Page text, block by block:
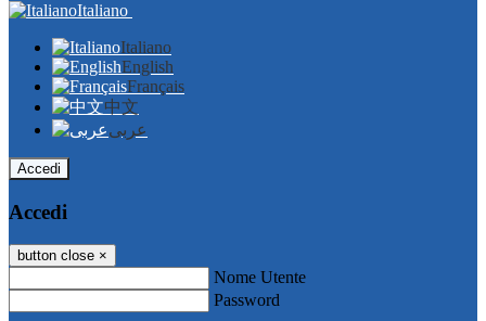
Italiano
Italiano
English
Français
中文
عربى
Accedi
Accedi
button close ×
Nome Utente
Password